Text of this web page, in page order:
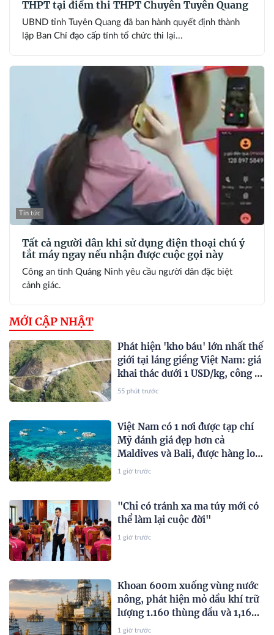
THPT tại điểm thi THPT Chuyên Tuyên Quang
UBND tỉnh Tuyên Quang đã ban hành quyết định thành
lập Ban Chỉ đạo cấp tỉnh tổ chức thi lại...
Tin tức
Tất cả người dân khi sử dụng điện thoại chú ý
tắt máy ngay nếu nhận được cuộc gọi này
Công an tỉnh Quảng Ninh yêu cầu người dân đặc biệt
cảnh giác.
MỚI CẬP NHẬT
Phát hiện 'kho báu' lớn nhất thế
giới tại láng giềng Việt Nam: giá
khai thác dưới 1 USD/kg, công ty
được Bill Gates, Amazon hậu
55 phút trước
Việt Nam có 1 nơi được tạp chí
Mỹ đánh giá đẹp hơn cả
Maldives và Bali, được hàng loạt
“ông lớn” Sun Group,
1 giờ trước
"Chỉ có tránh xa ma túy mới có
thể làm lại cuộc đời"
1 giờ trước
Khoan 600m xuống vùng nước
nông, phát hiện mỏ dầu khí trữ
lượng 1.160 thùng dầu và 1,16
triệu mét khối khí mỗi ngày
1 giờ trước